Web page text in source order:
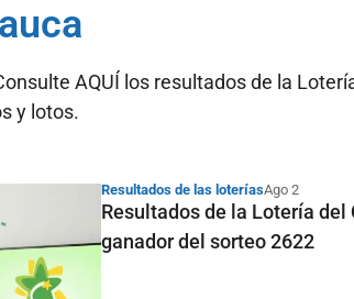
AQUÍ los resultados de la
y lotos.
Resultados de las loteríasAgo 2
Resultados de la Lotería del
ganador del sorteo 2622